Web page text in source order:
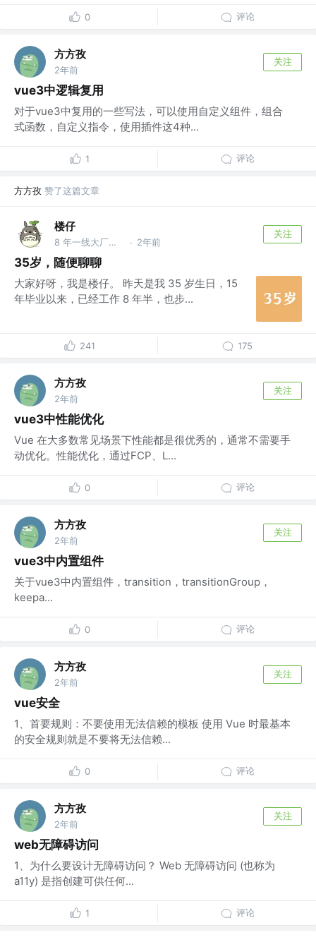
0 评论
方方孜
2年前
关注
vue3中逻辑复用
对于vue3中复用的一些写法，可以使用自定义组件，组合
式函数，自定义指令，使用插件这4种...
1 评论
方方孜 赞了这篇文章
楼仔
8 年一线大厂（百度小米美团）开发/架构/管理经验，专注硬核文章输出！ @武汉小米科技 · 2年前
关注
35岁，随便聊聊
大家好呀，我是楼仔。 昨天是我 35 岁生日，15
年毕业以来，已经工作 8 年半，也步...
241 175
方方孜
2年前
关注
vue3中性能优化
Vue 在大多数常见场景下性能都是很优秀的，通常不需要手
动优化。性能优化，通过FCP、L...
0 评论
方方孜
2年前
关注
vue3中内置组件
关于vue3中内置组件，transition，transitionGroup，
keepa...
0 评论
方方孜
2年前
关注
vue安全
1、首要规则：不要使用无法信赖的模板 使用 Vue 时最基本
的安全规则就是不要将无法信赖...
0 评论
方方孜
2年前
关注
web无障碍访问
1、为什么要设计无障碍访问？ Web 无障碍访问 (也称为
a11y) 是指创建可供任何...
1 评论